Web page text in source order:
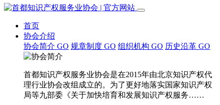
首页
协会介绍
协会简介 GO 规章制度 GO 组织机构 GO 历史沿革 GO
首都知识产权服务业协会是在2015年由北京知识产权代
理行业协会改组成立的。为了更好地落实国家知识产权
局等九部委《关于加快培育和发展知识产权服务……